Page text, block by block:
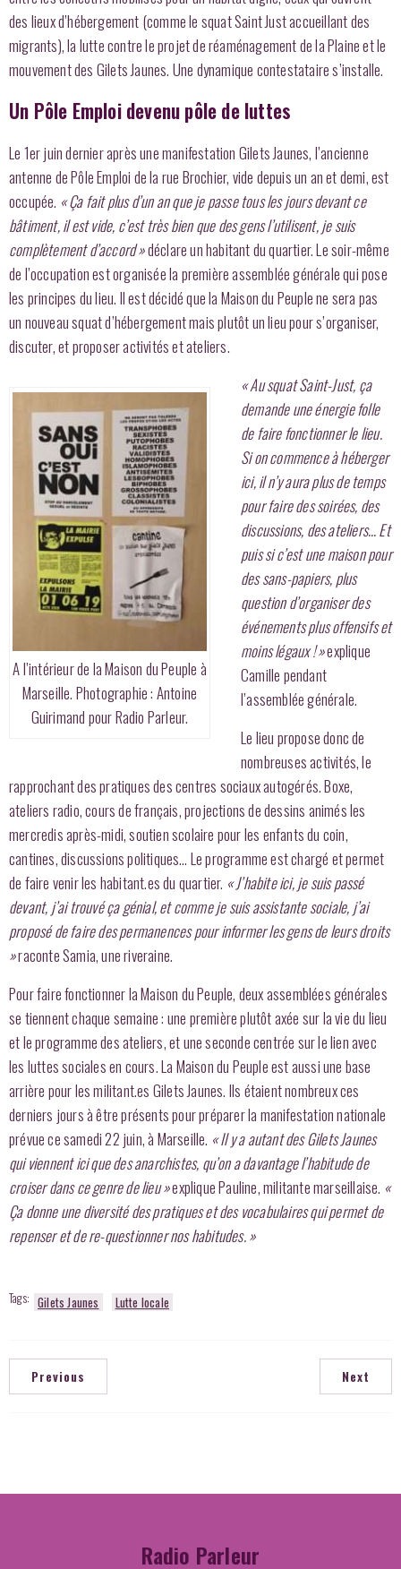
des lieux d’hébergement (comme le squat Saint Just accueillant des
migrants), la lutte contre le projet de réaménagement de la Plaine et le
mouvement des Gilets Jaunes. Une dynamique contestataire s’installe.
Un Pôle Emploi devenu pôle de luttes
Le 1er juin dernier après une manifestation Gilets Jaunes, l’ancienne
antenne de Pôle Emploi de la rue Brochier, vide depuis un an et demi, est
occupée. « Ça fait plus d’un an que je passe tous les jours devant ce
bâtiment, il est vide, c’est très bien que des gens l’utilisent, je suis
complètement d’accord »déclare un habitant du quartier. Le soir-même
de l’occupation est organisée la première assemblée générale qui pose
les principes du lieu. Il est décidé que la Maison du Peuple ne sera pas
un nouveau squat d’hébergement mais plutôt un lieu pour s’organiser,
discuter, et proposer activités et ateliers.
A l’intérieur de la Maison du Peuple à
Marseille. Photographie : Antoine
Guirimand pour Radio Parleur.
« Au squat Saint-Just, ça
demande une énergie folle
de faire fonctionner le lieu.
Si on commence à héberger
ici, il n’y aura plus de temps
pour faire des soirées, des
discussions, des ateliers… Et
puis si c’est une maison pour
des sans-papiers, plus
question d’organiser des
événements plus offensifs et
moins légaux ! »explique
Camille pendant
l’assemblée générale.
Le lieu propose donc de
nombreuses activités, le
rapprochant des pratiques des centres sociaux autogérés. Boxe,
ateliers radio, cours de français, projections de dessins animés les
mercredis après-midi, soutien scolaire pour les enfants du coin,
cantines, discussions politiques… Le programme est chargé et permet
de faire venir les habitant.es du quartier. « J’habite ici, je suis passé
devant, j’ai trouvé ça génial, et comme je suis assistante sociale, j’ai
proposé de faire des permanences pour informer les gens de leurs droits
»raconte Samia, une riveraine.
Pour faire fonctionner la Maison du Peuple, deux assemblées générales
se tiennent chaque semaine : une première plutôt axée sur la vie du lieu
et le programme des ateliers, et une seconde centrée sur le lien avec
les luttes sociales en cours. La Maison du Peuple est aussi une base
arrière pour les militant.es Gilets Jaunes. Ils étaient nombreux ces
derniers jours à être présents pour préparer la manifestation nationale
prévue ce samedi 22 juin, à Marseille. « Il y a autant des Gilets Jaunes
qui viennent ici que des anarchistes, qu’on a davantage l’habitude de
croiser dans ce genre de lieu »explique Pauline, militante marseillaise. «
Ça donne une diversité des pratiques et des vocabulaires qui permet de
repenser et de re-questionner nos habitudes. »
Tags: Gilets Jaunes Lutte locale
Previous Next
Radio Parleur